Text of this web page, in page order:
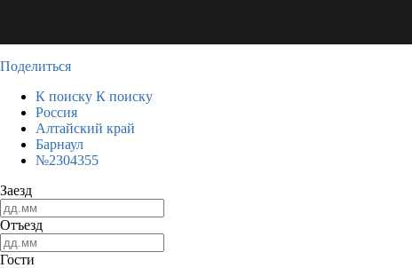
Поделиться
К поиску К поиску
Россия
Алтайский край
Барнаул
№2304355
Заезд
Отъезд
Гости